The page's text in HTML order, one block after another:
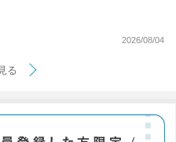
2026/08/04
る